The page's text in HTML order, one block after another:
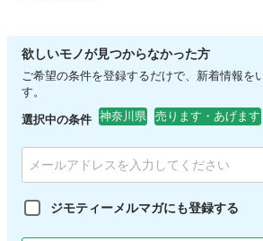
欲しいモノが見つからなかった方
ご希望の条件を登録するだけで、新着情報を
す。
選択中の条件 神奈川県 売ります・あげます
ジモティーメルマガにも登録する